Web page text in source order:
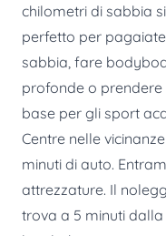
chilometri di sabbia
perfetto per
sabbia, fare
profonde o
base per gli sport
Centre nelle
minuti di auto.
attrezzature. Il
trova a 5 minuti